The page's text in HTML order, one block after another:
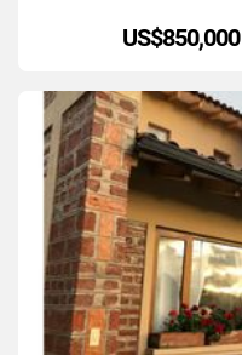
US$850,000